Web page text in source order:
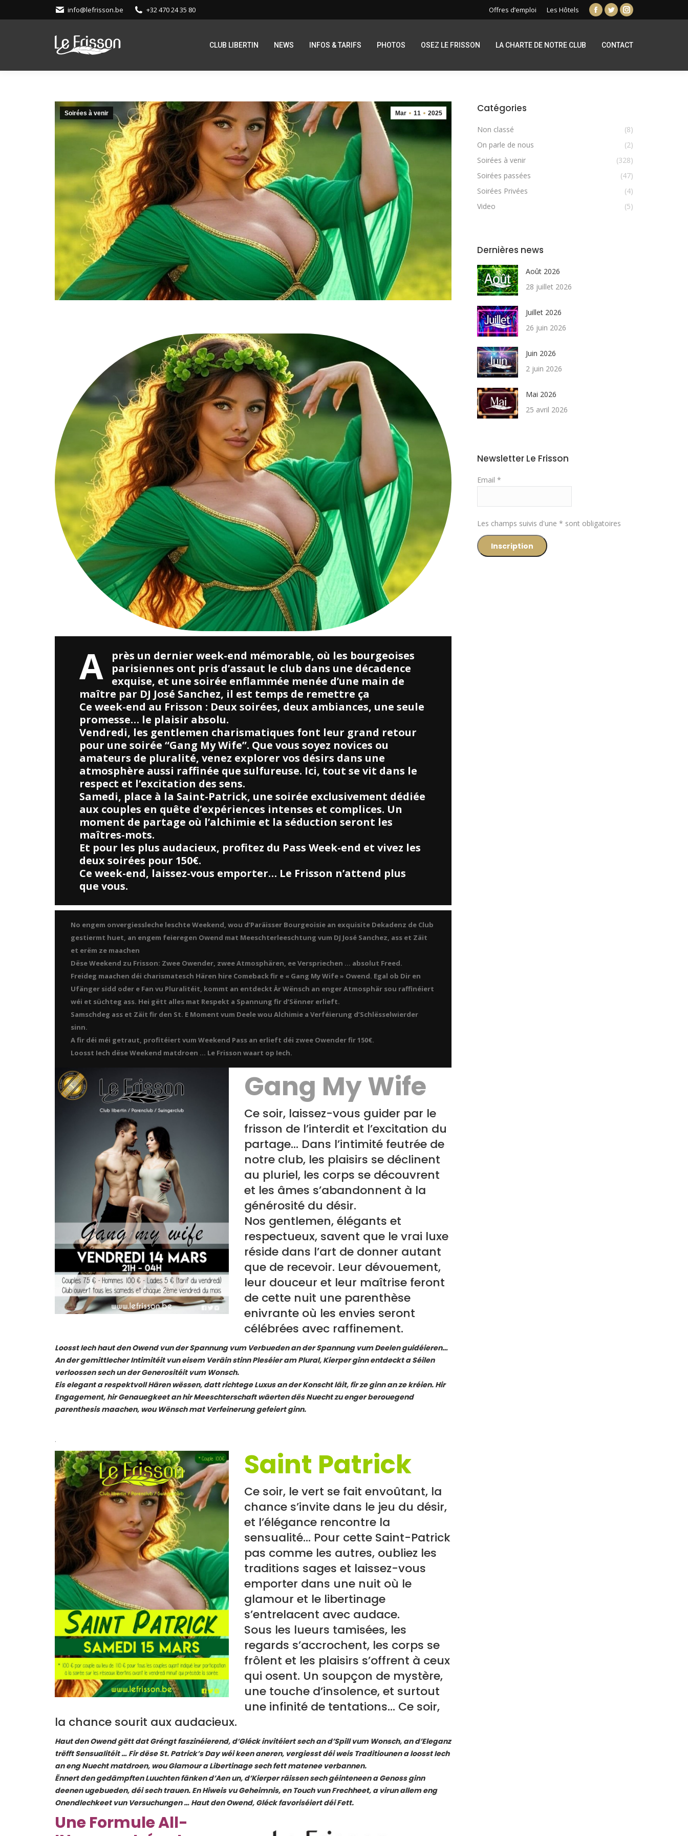
info@lefrisson.be +32 470 24 35 80 Offres d’emploi Les Hôtels
Facebook
opens
new
Twitter
opens
new
Instagram
opens
new
CLUB LIBERTIN NEWS INFOS & TARIFS PHOTOS OSEZ LE FRISSON LA CHARTE DE NOTRE CLUB CONTACT
Mar 11 2025
Soirées à venir
A
près un dernier week-end mémorable, où les bourgeoises
parisiennes ont pris d’assaut le club dans une décadence
exquise, et une soirée enflammée menée d’une main de
maître par DJ José Sanchez, il est temps de remettre ça
Ce week-end au Frisson : Deux soirées, deux ambiances, une seule
promesse… le plaisir absolu.
Vendredi, les gentlemen charismatiques font leur grand retour
pour une soirée “Gang My Wife”. Que vous soyez novices ou
amateurs de pluralité, venez explorer vos désirs dans une
atmosphère aussi raffinée que sulfureuse. Ici, tout se vit dans le
respect et l’excitation des sens.
Samedi, place à la Saint-Patrick, une soirée exclusivement dédiée
aux couples en quête d’expériences intenses et complices. Un
moment de partage où l’alchimie et la séduction seront les
maîtres-mots.
Et pour les plus audacieux, profitez du Pass Week-end et vivez les
deux soirées pour 150€.
Ce week-end, laissez-vous emporter… Le Frisson n’attend plus
que vous.
No engem onvergiessleche leschte Weekend, wou d’Paräisser Bourgeoisie an exquisite Dekadenz de Club
gestiermt huet, an engem feieregen Owend mat Meeschterleeschtung vum DJ José Sanchez, ass et Zäit
et erëm ze maachen
Dëse Weekend zu Frisson: Zwee Owender, zwee Atmosphären, ee Verspriechen … absolut Freed.
Freideg maachen déi charismatesch Hären hire Comeback fir e « Gang My Wife » Owend. Egal ob Dir en
Ufänger sidd oder e Fan vu Pluralitéit, kommt an entdeckt Är Wënsch an enger Atmosphär sou raffinéiert
wéi et süchteg ass. Hei gëtt alles mat Respekt a Spannung fir d’Sënner erlieft.
Samschdeg ass et Zäit fir den St. E Moment vum Deele wou Alchimie a Verféierung d’Schlësselwierder
sinn.
A fir déi méi getraut, profitéiert vum Weekend Pass an erlieft déi zwee Owender fir 150€.
Loosst Iech dëse Weekend matdroen … Le Frisson waart op Iech.
Gang My Wife
Ce soir, laissez-vous guider par le
frisson de l’interdit et l’excitation du
partage… Dans l’intimité feutrée de
notre club, les plaisirs se déclinent
au pluriel, les corps se découvrent
et les âmes s’abandonnent à la
générosité du désir.
Nos gentlemen, élégants et
respectueux, savent que le vrai luxe
réside dans l’art de donner autant
que de recevoir. Leur dévouement,
leur douceur et leur maîtrise feront
de cette nuit une parenthèse
enivrante où les envies seront
célébrées avec raffinement.
Loosst Iech haut den Owend vun der Spannung vum Verbueden an der Spannung vum Deelen guidéieren…
An der gemittlecher Intimitéit vun eisem Veräin stinn Pleséier am Plural, Kierper ginn entdeckt a Séilen
verloossen sech un der Generositéit vum Wonsch.
Eis elegant a respektvoll Hären wëssen, datt richtege Luxus an der Konscht läit, fir ze ginn an ze kréien. Hir
Engagement, hir Genauegkeet an hir Meeschterschaft wäerten dës Nuecht zu enger berouegend
parenthesis maachen, wou Wënsch mat Verfeinerung gefeiert ginn.
.
Saint Patrick
Ce soir, le vert se fait envoûtant, la
chance s’invite dans le jeu du désir,
et l’élégance rencontre la
sensualité… Pour cette Saint-Patrick
pas comme les autres, oubliez les
traditions sages et laissez-vous
emporter dans une nuit où le
glamour et le libertinage
s’entrelacent avec audace.
Sous les lueurs tamisées, les
regards s’accrochent, les corps se
frôlent et les plaisirs s’offrent à ceux
qui osent. Un soupçon de mystère,
une touche d’insolence, et surtout
une infinité de tentations… Ce soir,
la chance sourit aux audacieux.
Haut den Owend gëtt dat Gréngt faszinéierend, d’Gléck invitéiert sech an d’Spill vum Wonsch, an d’Eleganz
trëfft Sensualitéit … Fir dëse St. Patrick’s Day wéi keen aneren, vergiesst déi weis Traditiounen a loosst Iech
an eng Nuecht matdroen, wou Glamour a Libertinage sech fett matenee verbannen.
Ënnert den gedämpften Luuchten fänken d’Aen un, d’Kierper räissen sech géinteneen a Genoss ginn
deenen ugebueden, déi sech trauen. En Hiweis vu Geheimnis, en Touch vun Frechheet, a virun allem eng
Onendlechkeet vun Versuchungen … Haut den Owend, Gléck favoriséiert déi Fett.
UneFormule All-
Catégories
Non classé
(8)
On parle de nous
(2)
Soirées à venir
(328)
Soirées passées
(47)
Soirées Privées
(4)
Video
(5)
Dernières news
Août 2026
28 juillet 2026
Juillet 2026
26 juin 2026
Juin 2026
2 juin 2026
Mai 2026
25 avril 2026
Newsletter Le Frisson
Email *
Les champs suivis d'une * sont obligatoires